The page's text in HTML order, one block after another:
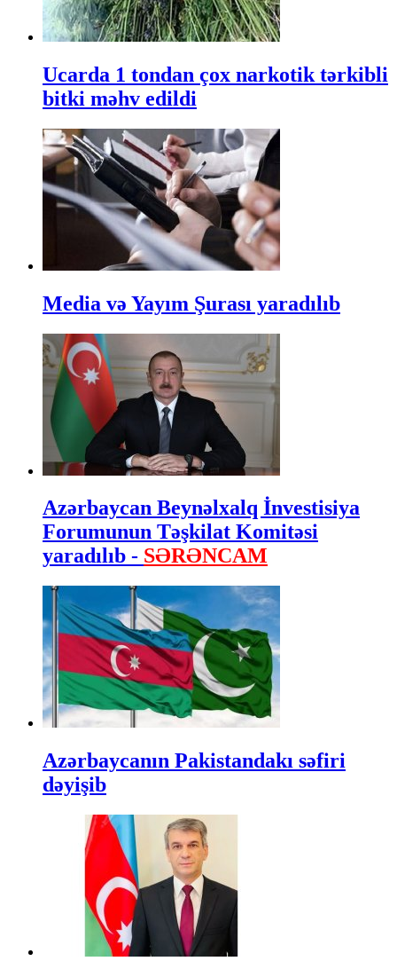
Ucarda 1 tondan çox narkotik tərkibli
bitki məhv edildi
Media və Yayım Şurası yaradılıb
Azərbaycan Beynəlxalq İnvestisiya
Forumunun Təşkilat Komitəsi
yaradılıb - SƏRƏNCAM
Azərbaycanın Pakistandakı səfiri
dəyişib